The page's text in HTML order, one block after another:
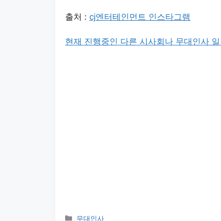
출처 : cj엔터테인먼트 인스타그램
현재 진행중인 다른 시사회나 무대인사
카
무대인사